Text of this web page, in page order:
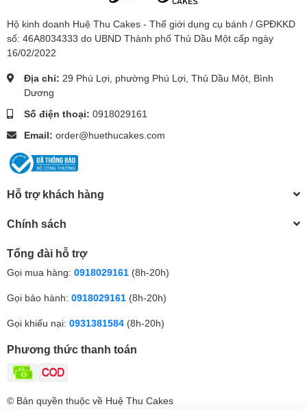
Hộ kinh doanh Huệ Thu Cakes - Thế giới dụng cụ bánh / GPĐKKD
số: 46A8034333 do UBND Thành phố Thủ Dầu Một cấp ngày
16/02/2022
Địa chỉ: 29 Phú Lợi, phường Phú Lợi, Thủ Dầu Một, Bình
Dương
Số điện thoại: 0918029161
Email: order@huethucakes.com
Hỗ trợ khách hàng
Chính sách
Tổng đài hỗ trợ
Gọi mua hàng: 0918029161 (8h-20h)
Gọi bảo hành: 0918029161 (8h-20h)
Gọi khiếu nại: 0931381584 (8h-20h)
Phương thức thanh toán
© Bản quyền thuộc về Huệ Thu Cakes